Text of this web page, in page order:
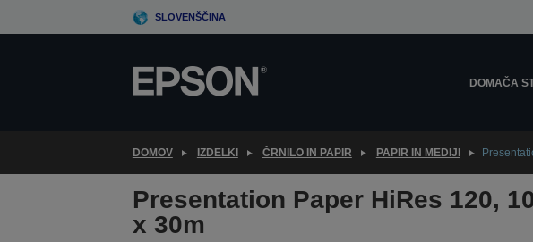
to
SLOVENŠČINA
DOMAČA
DOMOV IZDELKI ČRNILO IN PAPIR PAPIR IN MEDIJI
Presentation Paper HiRes 120,
x 30m